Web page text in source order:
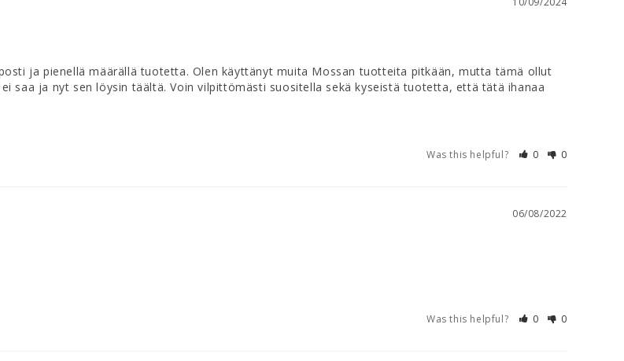
ja pienellä määrällä tuotetta. Olen käyttänyt muita Mossan tuotteita pitkään, mutta tämä ollut
saa ja nyt sen löysin täältä. Voin vilpittömästi suositella sekä kyseistä tuotetta, että tätä ihanaa
Was this helpful? 0 0
06/08/2022
Was this helpful? 0 0